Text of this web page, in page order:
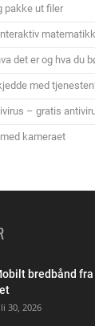
pakke ut filer
matematikk
det er og hva du
med
– gratis
kameraet
bredbånd
30, 2026